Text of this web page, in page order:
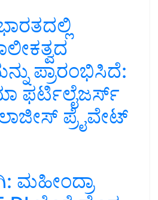
ಪ್ರಾರಂಭಿಸಿದೆ:
ಫರ್ಟಿಲೈಜರ್ಸ್
ಪ್ರೈವೇಟ್
ಮಹೀಂದ್ರಾ